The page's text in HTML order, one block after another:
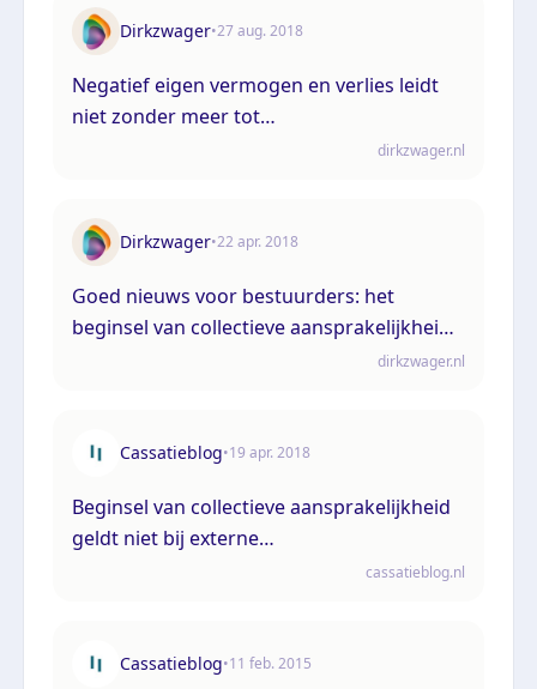
Dirkzwager•27 aug. 2018
Negatief eigen vermogen en verlies leidt
niet zonder meer tot
dirkzwager.nl
Dirkzwager•22 apr. 2018
Goed nieuws voor bestuurders: het
beginsel van collectieve aansprakelijkheid
dirkzwager.nl
Cassatieblog•19 apr. 2018
Beginsel van collectieve aansprakelijkheid
geldt niet bij externe
cassatieblog.nl
Cassatieblog•11 feb. 2015